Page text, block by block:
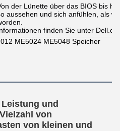
der Lünette über das BIOS bis
aussehen und sich anfühlen, als
finden Sie unter
ME5024 ME5048 Speicher
und
von
von kleinen und